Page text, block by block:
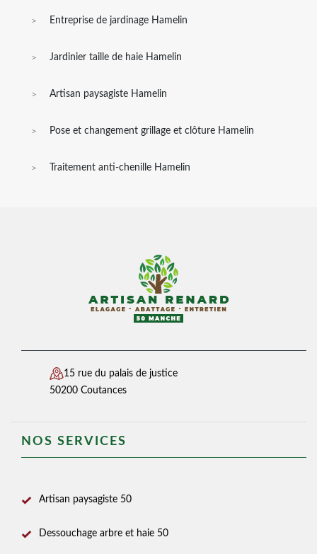
Entreprise de jardinage Hamelin
Jardinier taille de haie Hamelin
Artisan paysagiste Hamelin
Pose et changement grillage et clôture Hamelin
Traitement anti-chenille Hamelin
15 rue du palais de justice
50200 Coutances
NOS SERVICES
Artisan paysagiste 50
Dessouchage arbre et haie 50